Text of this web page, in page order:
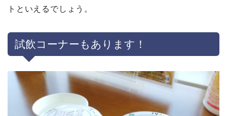
トといえるでしょう。
試飲コーナーもあります！